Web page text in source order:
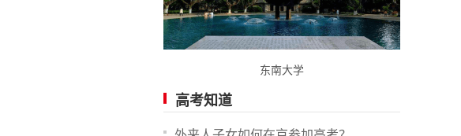
东南大学
高考知道